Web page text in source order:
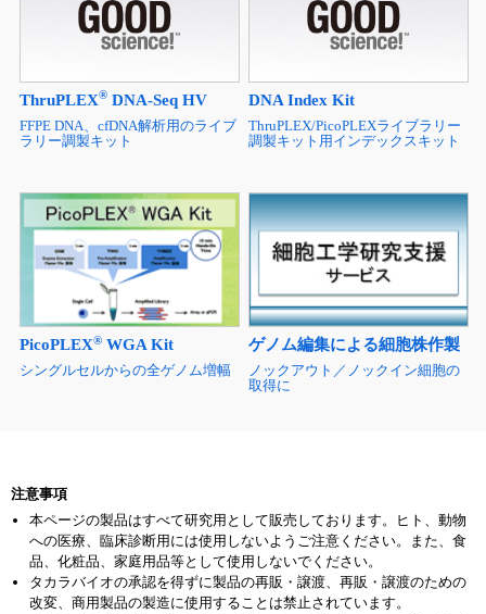
ThruPLEX®DNA-Seq HV
FFPE DNA、cfDNA解析用のライブ
ラリー調製キット
DNA Index Kit
ThruPLEX/PicoPLEXライブラリー
調製キット用インデックスキット
PicoPLEX®WGA Kit
シングルセルからの全ゲノム増幅
ゲノム編集による細胞株作製
ノックアウト／ノックイン細胞の
取得に
注意事項
本ページの製品はすべて研究用として販売しております。ヒト、動物
への医療、臨床診断用には使用しないようご注意ください。また、食
品、化粧品、家庭用品等として使用しないでください。
タカラバイオの承認を得ずに製品の再販・譲渡、再販・譲渡のための
改変、商用製品の製造に使用することは禁止されています。